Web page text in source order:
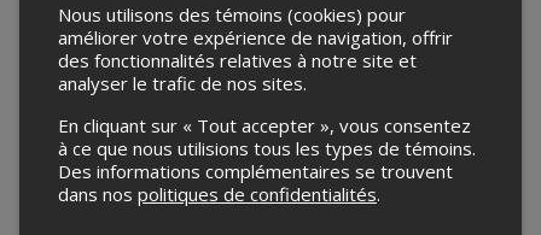
Merci de confirmer que vous n'êtes pas un
robot ci-bas.
Nous utilisons des témoins (cookies) pour
améliorer votre expérience de navigation, offrir
des fonctionnalités relatives à notre site et
analyser le trafic de nos sites.
En cliquant sur « Tout accepter », vous consentez
à ce que nous utilisions tous les types de témoins.
Des informations complémentaires se trouvent
dans nos politiques de confidentialités.